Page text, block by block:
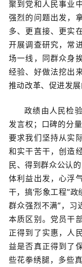
聚到党和人民事业
强烈的问题出发，
多、更直接、更实
开展调查研究，常
场一线，同群众身
经验、好做法挖出
推动改革、促进发展
政绩由人民检
发言权；口碑的分
要求我们坚持从实
和实干苦干，创造
民、得到群众公认
体利益出发，心浮
干，搞‘形象工程’‘
群众强烈不满”，习
本质区别。党员干
正得到了实惠，人
益是否真正得到了
些花拳绣腿，多些